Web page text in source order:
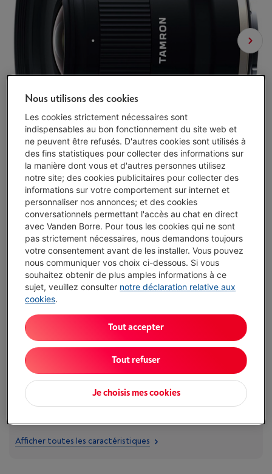
Délai >3 sem.-Voir le stock
€ 299,00
Oupayer par mois- Simulation
Attention, emprunter de l'argent coûte aussi de l'argent.
Comparer
Atouts
Afficher toutes les caractéristiques
Nous utilisons des cookies
Les cookies strictement nécessaires sont
indispensables au bon fonctionnement du site web et
ne peuvent être refusés. D'autres cookies sont utilisés à
des fins statistiques pour collecter des informations sur
la manière dont vous et d'autres personnes utilisez
notre site; des cookies publicitaires pour collecter des
informations sur votre comportement sur internet et
personnaliser nos annonces; et des cookies
conversationnels permettant l'accès au chat en direct
avec Vanden Borre. Pour tous les cookies qui ne sont
pas strictement nécessaires, nous demandons toujours
votre consentement avant de les installer. Vous pouvez
nous communiquer vos choix ci-dessous. Si vous
souhaitez obtenir de plus amples informations à ce
sujet, veuillez consulter notre déclaration relative aux
cookies.
Je choisis mes cookies
Tout refuser
Tout accepter